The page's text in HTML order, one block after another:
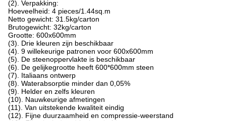
(2). Verpakking:
Hoeveelheid: 4 pieces/1.44sq.m
Netto gewicht: 31.5kg/carton
Brutogewicht: 32kg/carton
Grootte: 600x600mm
(3). Drie kleuren zijn beschikbaar
(4). 9 willekeurige patronen voor 600x600mm
(5). De steenoppervlakte is beschikbaar
(6). De gelijkegrootte heeft 600*600mm steen
(7). Italiaans ontwerp
(8). Waterabsorptie minder dan 0,05%
(9). Helder en zelfs kleuren
(10). Nauwkeurige afmetingen
(11). Van uitstekende kwaliteit eindig
(12). Fijne duurzaamheid en compressie-weerstand